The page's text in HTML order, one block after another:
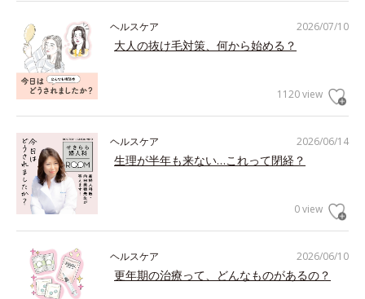
2026/07/10
ヘルスケア
大人の抜け毛対策、何から始める？
1120 view
2026/06/14
ヘルスケア
生理が半年も来ない…これって閉経？
0 view
2026/06/10
ヘルスケア
更年期の治療って、どんなものがあるの？